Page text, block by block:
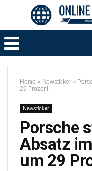
Home » Newsticker »
29 Prozent
Newsticker
Porsche
Absatz
um 29